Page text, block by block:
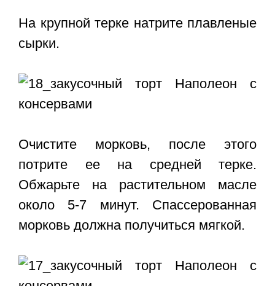
На крупной терке натрите плавленые
сырки.
Очистите морковь, после этого
потрите ее на средней терке.
Обжарьте на растительном масле
около 5-7 минут. Спассерованная
морковь должна получиться мягкой.